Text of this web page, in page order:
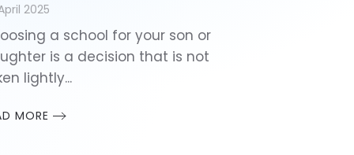
2025
a school for your son or
is a decision that is not
lightly...
MORE